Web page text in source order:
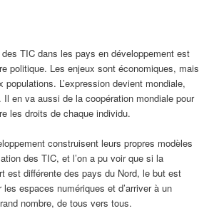
TIC dans les pays en développement est
politique. Les enjeux sont économiques, mais
populations. L’expression devient mondiale,
en va aussi de la coopération mondiale pour
les droits de chaque individu.
construisent leurs propres modèles
des TIC, et l’on a pu voir que si la
est différente des pays du Nord, le but est
les espaces numériques et d’arriver à un
nombre, de tous vers tous.